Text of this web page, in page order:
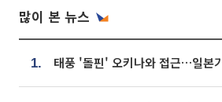
많이 본 뉴스
1.